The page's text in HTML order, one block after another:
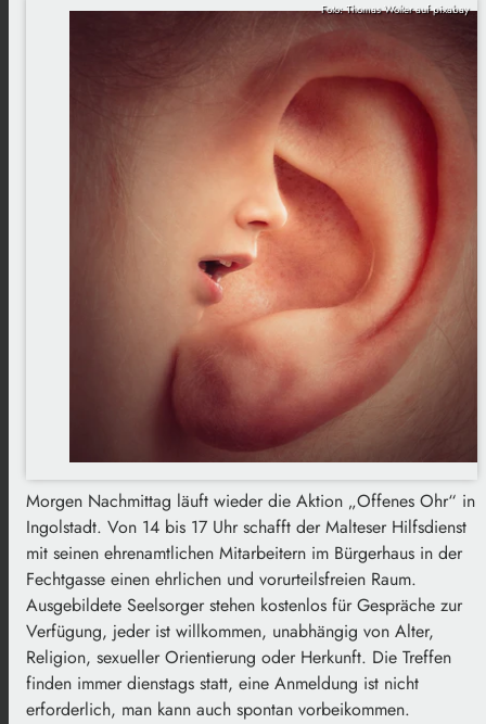
Foto: Thomas Wolter auf pixabay
Morgen Nachmittag läuft wieder die Aktion „Offenes Ohr“ in
Ingolstadt. Von 14 bis 17 Uhr schafft der Malteser Hilfsdienst
mit seinen ehrenamtlichen Mitarbeitern im Bürgerhaus in der
Fechtgasse einen ehrlichen und vorurteilsfreien Raum.
Ausgebildete Seelsorger stehen kostenlos für Gespräche zur
Verfügung, jeder ist willkommen, unabhängig von Alter,
Religion, sexueller Orientierung oder Herkunft. Die Treffen
finden immer dienstags statt, eine Anmeldung ist nicht
erforderlich, man kann auch spontan vorbeikommen.